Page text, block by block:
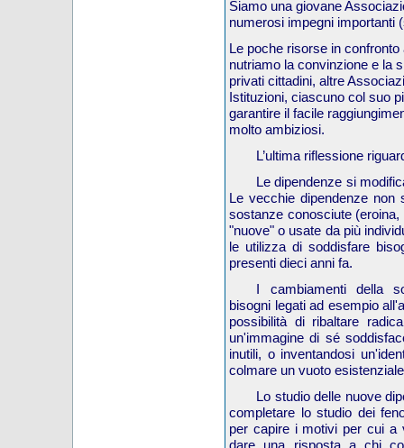
Siamo una giovane
numerosi impegni importanti
Le poche risorse in
nutriamo la convinzione e la
privati cittadini, altre
Istituzioni, ciascuno col suo
garantire il facile
molto ambiziosi.
L’ultima riflessione
Le dipendenze si
Le vecchie dipendenze
sostanze conosciute
"nuove" o usate da più
le utilizza di soddisfare
presenti dieci anni fa.
I cambiamenti della
bisogni legati ad esempio
possibilità di ribaltare
un'immagine di sé
inutili, o inventandosi
colmare un vuoto
Lo studio delle nuove
completare lo studio dei
per capire i motivi per cui a
dare una risposta a chi